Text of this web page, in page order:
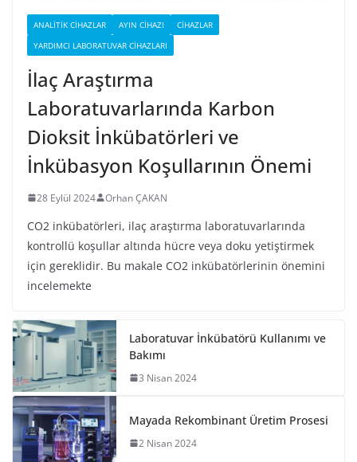
ANALITIK CIHAZLAR AYIN CIHAZI
CIHAZLAR
YARDIMCI LABORATUVAR CIHAZLARI
İlaç Araştırma
Laboratuvarlarında Karbon
Dioksit İnkübatörleri ve
İnkübasyon Koşullarının Önemi
28 Eylül 2024 Orhan ÇAKAN
CO2 inkübatörleri, ilaç araştırma laboratuvarlarında
kontrollü koşullar altında hücre veya doku yetiştirmek
için gereklidir. Bu makale CO2 inkübatörlerinin önemini
incelemekte
Laboratuvar İnkübatörü Kullanımı ve
Bakımı
3 Nisan 2024
Mayada Rekombinant Üretim Prosesi
2 Nisan 2024